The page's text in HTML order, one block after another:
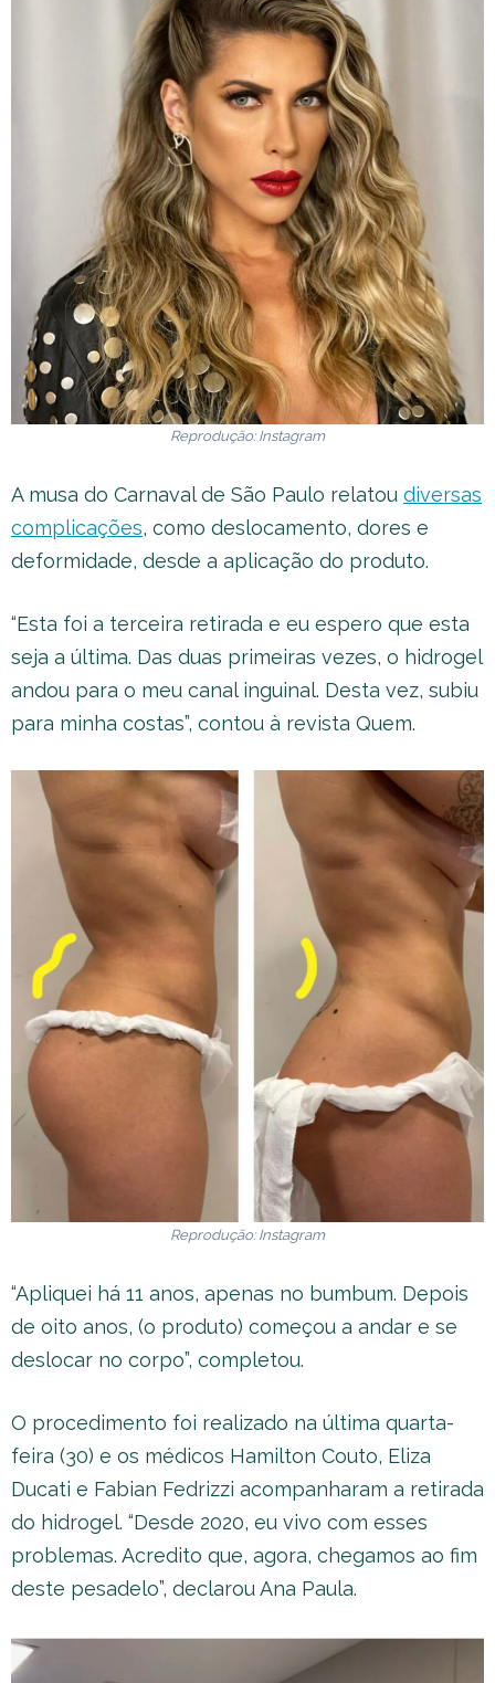
Reprodução: Instagram
A musa do Carnaval de São Paulo relatou diversas
complicações, como deslocamento, dores e
deformidade, desde a aplicação do produto.
“Esta foi a terceira retirada e eu espero que esta
seja a última. Das duas primeiras vezes, o hidrogel
andou para o meu canal inguinal. Desta vez, subiu
para minha costas”, contou à revista Quem.
Reprodução: Instagram
“Apliquei há 11 anos, apenas no bumbum. Depois
de oito anos, (o produto) começou a andar e se
deslocar no corpo”, completou.
O procedimento foi realizado na última quarta-
feira (30) e os médicos Hamilton Couto, Eliza
Ducati e Fabian Fedrizzi acompanharam a retirada
do hidrogel. “Desde 2020, eu vivo com esses
problemas. Acredito que, agora, chegamos ao fim
deste pesadelo”, declarou Ana Paula.